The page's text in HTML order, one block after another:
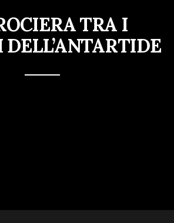
TRA I